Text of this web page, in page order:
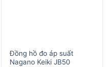
Đồng hồ đo áp suất
Nagano Keiki JB50